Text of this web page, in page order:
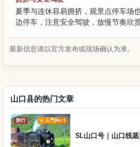
夏季与连休容易拥挤，观景点停车场
边停车，注意安全驾驶，放慢节奏欣赏
最新信息请以官方发布或现场确认为准。
山口县的热门文章
旅行 人气No.1
SL山口号｜山口线